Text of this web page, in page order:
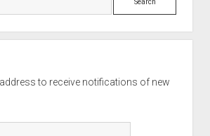
to receive notifications of new